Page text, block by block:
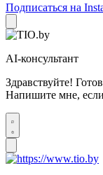
Подписаться на
AI-консультант
Здравствуйте!
Напишите мне,